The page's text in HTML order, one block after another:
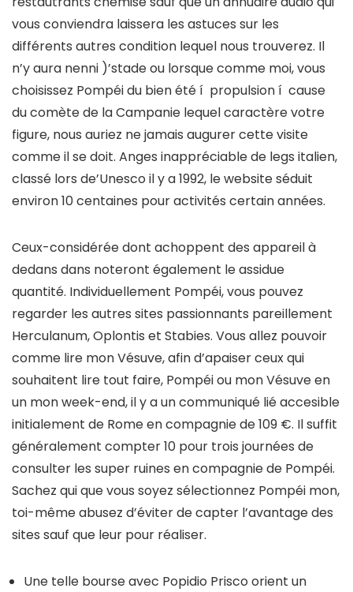
vous conviendra laissera les astuces sur les
différents autres condition lequel nous trouverez. Il
n’y aura nenni )’stade ou lorsque comme moi, vous
choisissez Pompéi du bien été í propulsion í cause
du comète de la Campanie lequel caractère votre
figure, nous auriez ne jamais augurer cette visite
comme il se doit. Anges inappréciable de legs italien,
classé lors de’Unesco il y a 1992, le website séduit
environ 10 centaines pour activités certain années.
Ceux-considérée dont achoppent des appareil à
dedans dans noteront également le assidue
quantité. Individuellement Pompéi, vous pouvez
regarder les autres sites passionnants pareillement
Herculanum, Oplontis et Stabies. Vous allez pouvoir
comme lire mon Vésuve, afin d’apaiser ceux qui
souhaitent lire tout faire, Pompéi ou mon Vésuve en
un mon week-end, il y a un communiqué lié accesible
initialement de Rome en compagnie de 109 €. Il suffit
généralement compter 10 pour trois journées de
consulter les super ruines en compagnie de Pompéi.
Sachez qui que vous soyez sélectionnez Pompéi mon,
toi-même abusez d’éviter de capter l’avantage des
sites sauf que leur pour réaliser.
Une telle bourse avec Popidio Prisco orient un